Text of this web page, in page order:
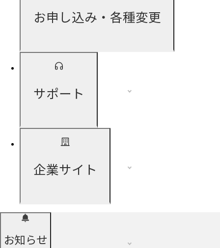
お申し込み・各種変更
サポート
企業サイト
お知らせ